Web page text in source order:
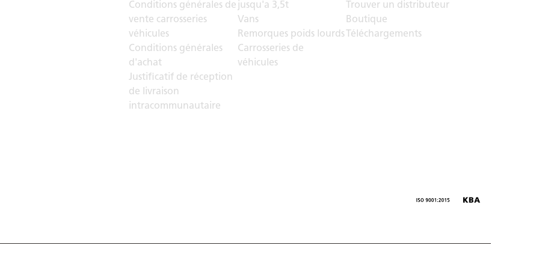
Conditions générales de
vente carrosseries
véhicules
Conditions générales
d'achat
Justificatif de réception
de livraison
intracommunautaire
jusqu'a 3,5t
Vans
Remorques poids lourds
Carrosseries de
véhicules
Trouver un distributeur
Boutique
Téléchargements